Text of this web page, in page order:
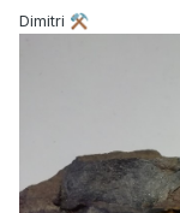
Dimitri ⚒️